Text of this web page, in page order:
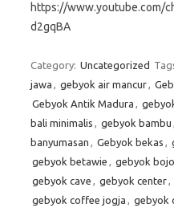
https://www.youtube.com/
d2gqBA
Category: Uncategorized
jawa , gebyok air mancur,
Gebyok Antik Madura ,
bali minimalis , gebyok bambu ,
banyumasan , Gebyok bekas ,
gebyok betawie , gebyok
gebyok cave , gebyok center,
gebyok coffee jogja , gebyok